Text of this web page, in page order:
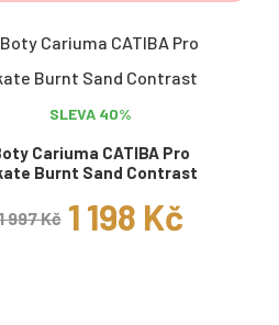
SLEVA 40%
Cariuma CATIBA Pro
Burnt Sand Contrast
997 Kč 1 198 Kč